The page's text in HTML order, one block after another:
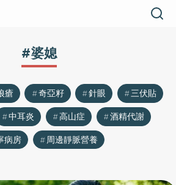
#婆媳
瘡 奇亞籽 針眼
三伏貼
中耳炎 高山症
酒精代謝
病房
周邊靜脈營養